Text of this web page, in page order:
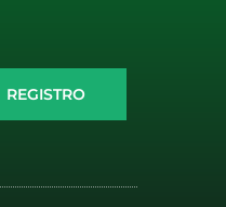
REGISTRO